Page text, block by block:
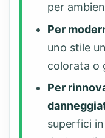
per
Per
uno stile
colorata o
Per
superfici